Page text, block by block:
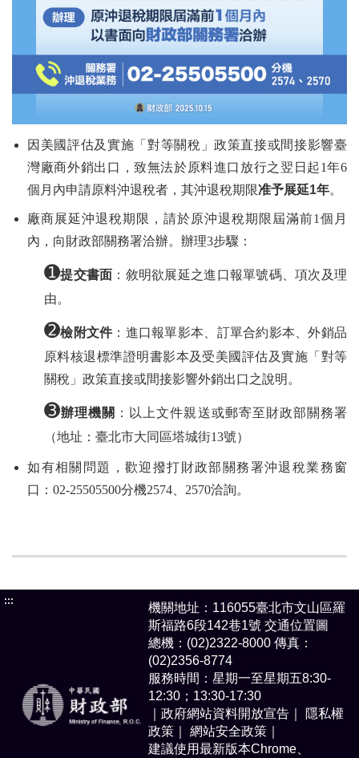
因美國評估及實施「對等關稅」政策直接或間接影響臺
灣廠商外銷出口，致無法於原料進口放行之翌日起1年6
個月內申請原料沖退稅者，其沖退稅期限准予展延1年。
廠商展延沖退稅期限，請於原沖退稅期限屆滿前1個月
內，向財政部關務署洽辦。辦理3步驟：
➊提交書面 ：敘明欲展延之進口報單號碼、項次及理
由。
➋檢附文件：進口報單影本、訂單合約影本、外銷品
原料核退標準證明書影本及受美國評估及實施「對等
關稅」政策直接或間接影響外銷出口之說明。
➌辦理機關 ：以上文件親送或郵寄至財政部關務署
（地址：臺北市大同區塔城街13號）
如有相關問題，歡迎撥打財政部關務署沖退稅業務窗
口：02-25505500分機2574、2570洽詢。
:::
機關地址：116055臺北市文山區羅
斯福路6段142巷1號 交通位置圖
總機：(02)2322-8000 傳真：
(02)2356-8774
服務時間：星期一至星期五8:30-
12:30；13:30-17:30
｜政府網站資料開放宣告｜
隱私權
政策｜
網站安全政策｜
建議使用最新版本Chrome、